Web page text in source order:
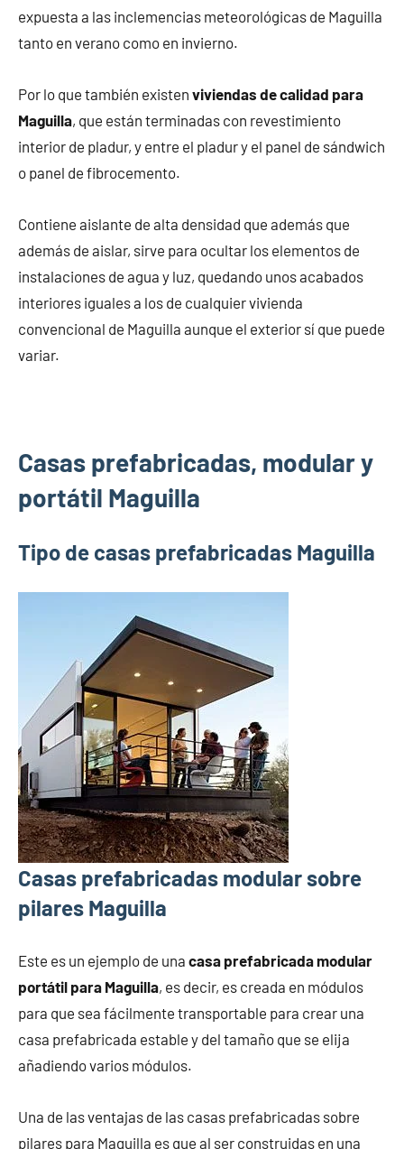
expuesta a las inclemencias meteorológicas de Maguilla
tanto en verano como en invierno.
Por lo que también existen viviendas de calidad para
Maguilla, que están terminadas con revestimiento
interior de pladur, y entre el pladur y el panel de sándwich
o panel de fibrocemento.
Contiene aislante de alta densidad que además que
además de aislar, sirve para ocultar los elementos de
instalaciones de agua y luz, quedando unos acabados
interiores iguales a los de cualquier vivienda
convencional de Maguilla aunque el exterior sí que puede
variar.
Casas prefabricadas, modular y
portátil Maguilla
Tipo de casas prefabricadas Maguilla
Casas prefabricadas modular sobre
pilares Maguilla
Este es un ejemplo de una casa prefabricada modular
portátil para Maguilla, es decir, es creada en módulos
para que sea fácilmente transportable para crear una
casa prefabricada estable y del tamaño que se elija
añadiendo varios módulos.
Una de las ventajas de las casas prefabricadas sobre
pilares para Maguilla es que al ser construidas en una